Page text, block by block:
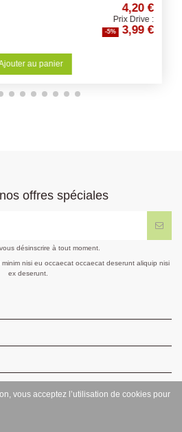
12.5Kg - Opti-Life
offres spéciales
désinscrire à tout moment.
nisi eu occaecat occaecat deserunt aliquip nisi
ex deserunt.
vous acceptez l’utilisation de cookies pour